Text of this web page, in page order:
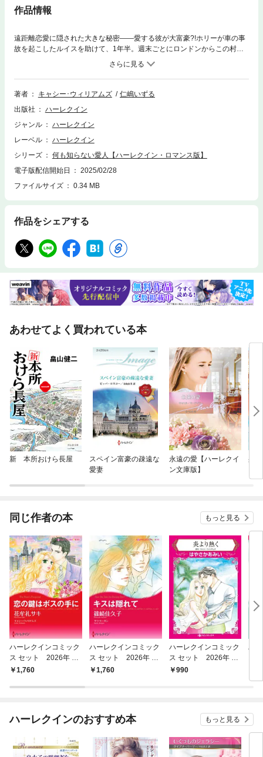
作品情報
遠距離恋愛に隠された大きな秘密――愛する彼が大富豪?!ホリーが車の事
故を起こしたルイスを助けて、1年半。週末ごとにロンドンからこの村に
通ってくるルイスとの幸せな時間を噛みしめていた。でも……なぜ彼はい
つまで待ってもプロポーズしてくれないの？不安を口にしたホリーに、ル
イスは驚くべき素性を明かした。彼は地方まわりのセールスマンなどでは
なく、なんと、世界を股にかける巨大企業の経営者だったのだ！知れば彼
じゃない。ホリーは傷つき、ルイスと別れた。数カ月後、思いがけない妊
娠に気づく――。■好感度No.1！ C・ウィリアムズの大人気ヒロイン像
の、ホリーがロンドンのオフィスを訪ねてルイスに妊娠を告げる場面から
の切ない展開、感動のエンディングまで一気読み間違いなし！＊本書は、
ハーレクイン・ロマンスから既に配信されている作品となります。 ご購入
の際は十分ご注意ください。
著者 キャシー･ウィリアムズ
仁嶋いずる
出版社
ハーレクイン
ジャンル
ハーレクイン
レーベル
ハーレクイン
シリーズ
何も知らない愛人【ハーレクイン・ロマンス版】
電子版配信開始日
2025/02/28
ファイルサイズ
0.34 MB
作品をシェアする
あわせてよく買われている本
新 本所おけら長屋
スペイン富豪の疎遠な
愛妻
永遠の愛【ハーレクイ
ン文庫版】
身
版】
同じ作者の本 もっと見る
ハーレクインコミック
ス セット 2026年 vo
l.923
1,760
ハーレクインコミック
ス セット 2026年 vo
l.914
1,760
ハーレクインコミック
ス セット 2026年 vo
l.789
990
ハ
ハーレクインのおすすめ本 もっと見る